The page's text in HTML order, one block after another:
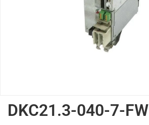
DKC21.3-040-7-FW